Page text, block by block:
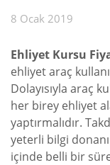
SRC &
BLOG
İLETIŞIM
8 Ocak 2019
Ehliyet Kursu
ehliyet araç
Dolayısıyla araç
her birey ehliyet
yaptırmalıdır.
yeterli bilgi
içinde belli bir